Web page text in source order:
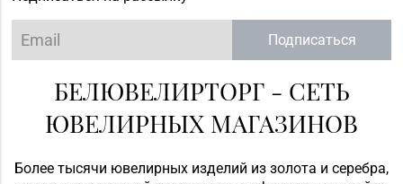
Подписаться
БЕЛЮВЕЛИРТОРГ - СЕТЬ
ЮВЕЛИРНЫХ МАГАЗИНОВ
Более тысячи ювелирных изделий из золота и серебра,